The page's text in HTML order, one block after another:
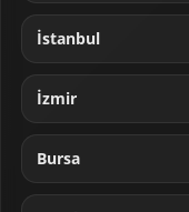
İstanbul
İzmir
Bursa